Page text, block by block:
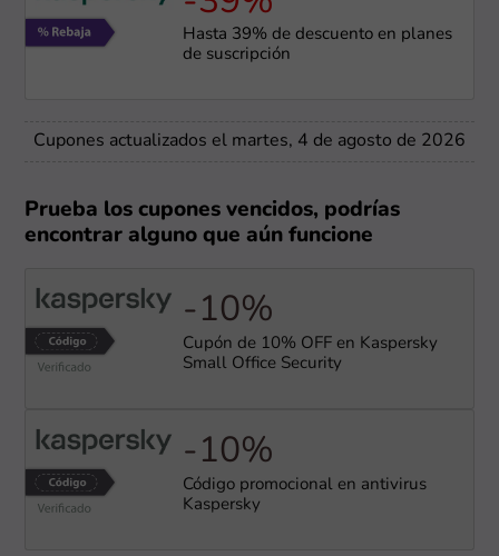
Hasta 39% de descuento en planes
de suscripción
Cupones actualizados el martes, 4 de agosto de 2026
Prueba los cupones vencidos, podrías
encontrar alguno que aún funcione
-10%
Cupón de 10% OFF en Kaspersky
Small Office Security
-10%
Código promocional en antivirus
Kaspersky